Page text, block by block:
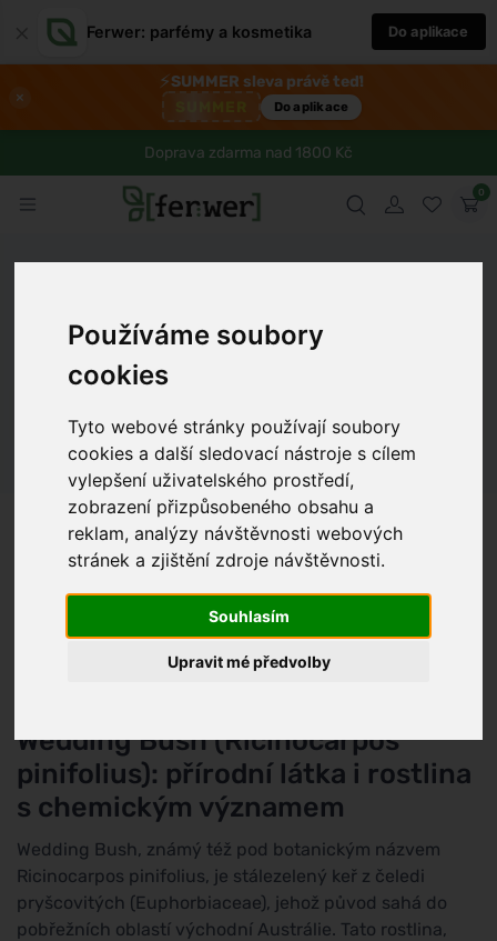
Používáme soubory
cookies
Tyto webové stránky používají soubory
cookies a další sledovací nástroje s cílem
vylepšení uživatelského prostředí,
zobrazení přizpůsobeného obsahu a
reklam, analýzy návštěvnosti webových
stránek a zjištění zdroje návštěvnosti.
Souhlasím
Upravit mé předvolby
Ferwer: parfémy a kosmetika Do aplikace
×
⚡SUMMER sleva právě teď!
Do aplikace
Doprava zdarma nad 1800 Kč
0
pinifolius)
Další názvy:Ricinocarpos pinifolius
Skóre škodlivosti:
Wedding Bush (Ricinocarpos
pinifolius): přírodní látka i rostlina
s chemickým významem
Wedding Bush, známý též pod botanickým názvem
Ricinocarpos pinifolius, je stálezelený keř z čeledi
pryšcovitých (Euphorbiaceae), jehož původ sahá do
pobřežních oblastí východní Austrálie. Tato rostlina,